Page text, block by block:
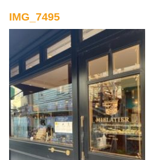
IMG_7495